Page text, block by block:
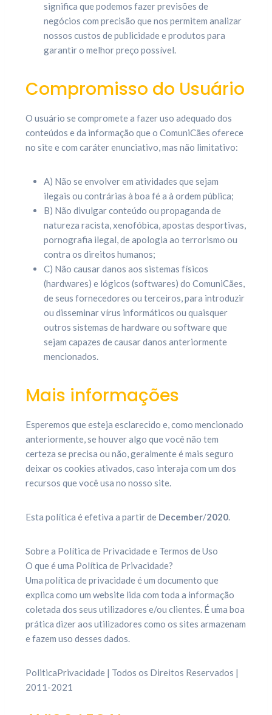
significa que podemos fazer previsões de
negócios com precisão que nos permitem analizar
nossos custos de publicidade e produtos para
garantir o melhor preço possível.
Compromisso do Usuário
O usuário se compromete a fazer uso adequado dos
conteúdos e da informação que o ComuniCães oferece
no site e com caráter enunciativo, mas não limitativo:
A) Não se envolver em atividades que sejam
ilegais ou contrárias à boa fé a à ordem pública;
B) Não divulgar conteúdo ou propaganda de
natureza racista, xenofóbica, apostas desportivas,
pornografia ilegal, de apologia ao terrorismo ou
contra os direitos humanos;
C) Não causar danos aos sistemas físicos
(hardwares) e lógicos (softwares) do ComuniCães,
de seus fornecedores ou terceiros, para introduzir
ou disseminar vírus informáticos ou quaisquer
outros sistemas de hardware ou software que
sejam capazes de causar danos anteriormente
mencionados.
Mais informações
Esperemos que esteja esclarecido e, como mencionado
anteriormente, se houver algo que você não tem
certeza se precisa ou não, geralmente é mais seguro
deixar os cookies ativados, caso interaja com um dos
recursos que você usa no nosso site.
Esta política é efetiva a partir de December/2020.
Sobre a Política de Privacidade e Termos de Uso
O que é uma Política de Privacidade?
Uma política de privacidade é um documento que
explica como um website lida com toda a informação
coletada dos seus utilizadores e/ou clientes. É uma boa
prática dizer aos utilizadores como os sites armazenam
e fazem uso desses dados.
PoliticaPrivacidade | Todos os Direitos Reservados |
2011-2021